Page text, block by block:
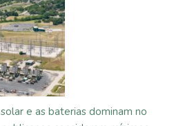
e as baterias dominam no